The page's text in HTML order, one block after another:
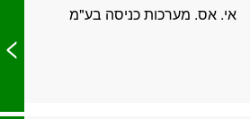
אי. אס. מערכות כניסה בע"מ
>